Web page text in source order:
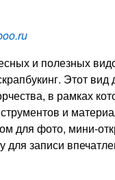
и полезных
Этот вид
в рамках
и
для фото, мини-
для записи